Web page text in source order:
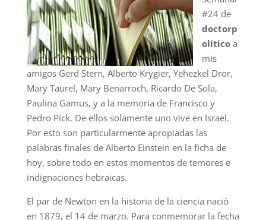
#24 de
doctorp
olíticoa
mis
amigos Gerd Stern, Alberto Krygier, Yehezkel Dror,
Mary Taurel, Mary Benarroch, Ricardo De Sola,
Paulina Gamus, y a la memoria de Francisco y
Pedro Pick. De ellos solamente uno vive en Israel.
Por esto son particularmente apropiadas las
palabras finales de Alberto Einstein en la ficha de
hoy, sobre todo en estos momentos de temores e
indignaciones hebraicas.
El par de Newton en la historia de la ciencia nació
en 1879, el 14 de marzo. Para conmemorar la fecha